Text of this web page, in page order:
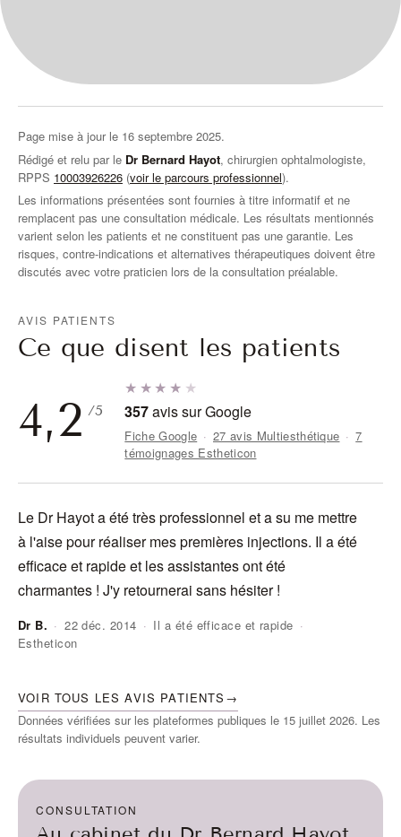
Page mise à jour le 16 septembre 2025.
Rédigé et relu par le Dr Bernard Hayot, chirurgien ophtalmologiste,
RPPS 10003926226 (voir le parcours professionnel).
Les informations présentées sont fournies à titre informatif et ne
remplacent pas une consultation médicale. Les résultats mentionnés
varient selon les patients et ne constituent pas une garantie. Les
risques, contre-indications et alternatives thérapeutiques doivent être
discutés avec votre praticien lors de la consultation préalable.
AVIS PATIENTS
Ce que disent les patients
4,2 /5
★★★★ ★
357avis sur Google
Fiche Google · 27 avis Multiesthétique · 7
témoignages Estheticon
Le Dr Hayot a été très professionnel et a su me mettre
à l'aise pour réaliser mes premières injections. Il a été
efficace et rapide et les assistantes ont été
charmantes ! J'y retournerai sans hésiter !
Dr B. · 22 déc. 2014 · Il a été efficace et rapide ·
Estheticon
VOIR TOUS LES AVIS PATIENTS →
Données vérifiées sur les plateformes publiques le 15 juillet 2026. Les
résultats individuels peuvent varier.
CONSULTATION